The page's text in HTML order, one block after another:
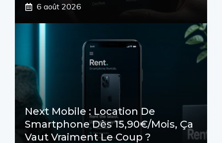
6 août 2026
Next Mobile : Location De
Smartphone Dès 15,90€/mois, Ça
Vaut Vraiment Le Coup ?